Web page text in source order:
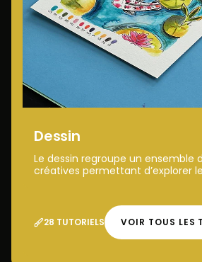
Dessin
Le dessin regroupe un ensemble
créatives permettant d’explorer
28 TUTORIELS VOIR TOUS LES